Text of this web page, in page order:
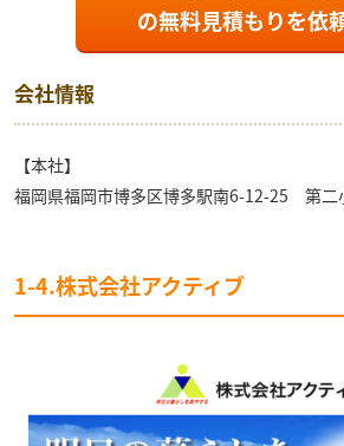
の無料見積もりを依
会社情報
【本社】
福岡県福岡市博多区博多駅南6-12-25 第二
1-4.株式会社アクティブ